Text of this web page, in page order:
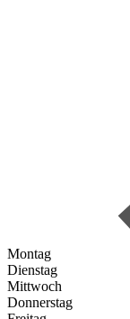
Montag
Dienstag
Mittwoch
Donnerstag